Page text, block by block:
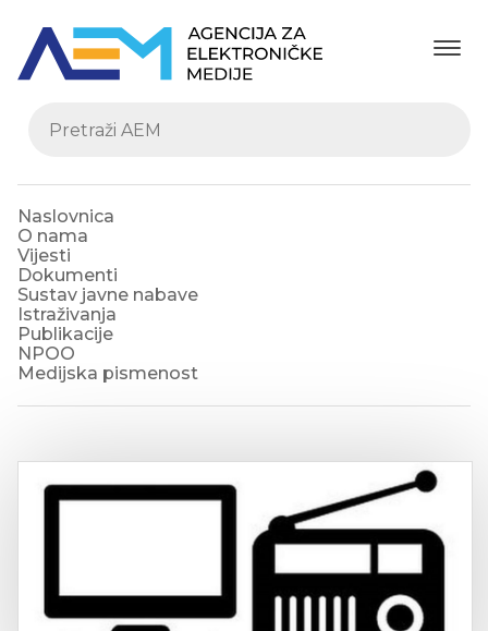
Naslovnica
O nama
Vijesti
Dokumenti
Sustav javne nabave
Istraživanja
Publikacije
NPOO
Medijska pismenost